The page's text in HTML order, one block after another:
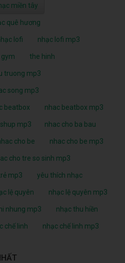
miền tây
quê hương
lofi nhạc lofi mp3
the hinh
truong mp3
song mp3
beatbox nhac beatbox mp3
mp3 nhac cho ba bau
cho be nhac cho be mp3
cho tre so sinh mp3
mp3 yêu thích nhạc
lệ quyên nhạc lệ quyên mp3
nhung mp3 nhạc thu hiền
chế linh nhạc chế linh mp3